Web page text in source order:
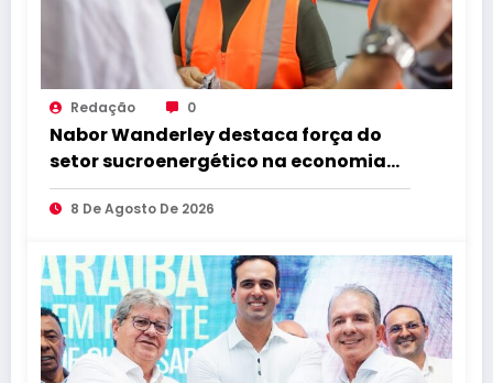
Redação 0
Nabor Wanderley destaca força do
setor sucroenergético na economia
da Paraíba durante visita à Destilaria
Tabu
8 De Agosto De 2026